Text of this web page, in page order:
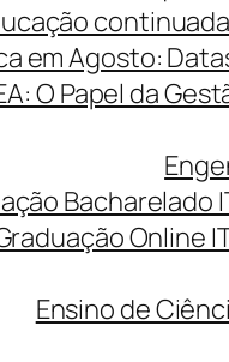
em Agosto:
O Papel da
Bacharelado
Online
Ensino de